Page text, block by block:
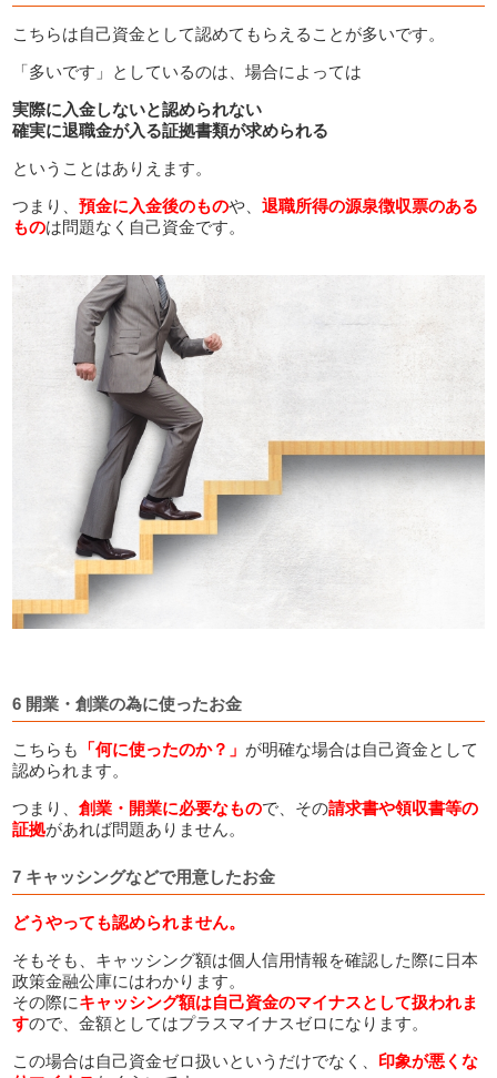
こちらは自己資金として認めてもらえることが多いです。
「多いです」としているのは、場合によっては
実際に入金しないと認められない
確実に退職金が入る証拠書類が求められる
ということはありえます。
つまり、預金に入金後のものや、退職所得の源泉徴収票のある
ものは問題なく自己資金です。
6 開業・創業の為に使ったお金
こちらも 「何に使ったのか？」 が明確な場合は自己資金として
認められます。
つまり、創業・開業に必要なもので、その請求書や領収書等の
証拠があれば問題ありません。
7 キャッシングなどで用意したお金
どうやっても認められません。
そもそも、キャッシング額は個人信用情報を確認した際に日本
政策金融公庫にはわかります。
その際にキャッシング額は自己資金のマイナスとして扱われま
すので、金額としてはプラスマイナスゼロになります。
この場合は自己資金ゼロ扱いというだけでなく、 印象が悪くな